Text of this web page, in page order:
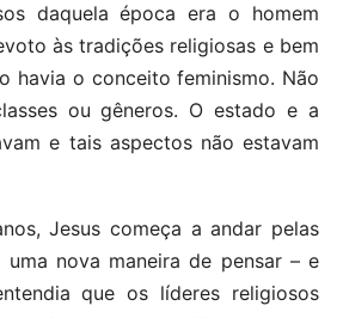
daquela época era o homem
às tradições religiosas e bem
havia o conceito feminismo. Não
ou gêneros. O estado e a
e tais aspectos não estavam
Jesus começa a andar pelas
nova maneira de pensar – e
que os líderes religiosos